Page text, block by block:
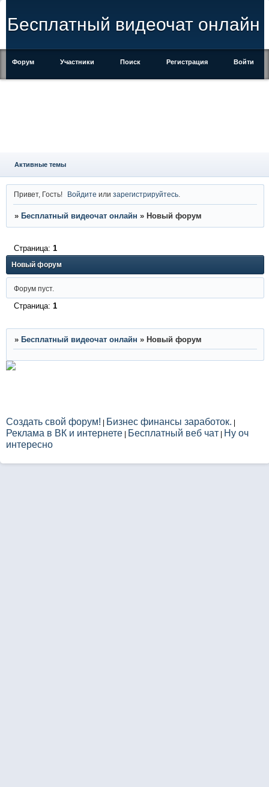
Бесплатный видеочат онлайн
Форум Участники Поиск Регистрация Войти
Активные темы
Привет, Гость! Войдите илизарегистрируйтесь
» Бесплатный видеочат онлайн » Новый форум
Новый форум
Страница: 1
Форум пуст.
Страница: 1
» Бесплатный видеочат онлайн » Новый форум
Создать свой форум! Бизнес финансы заработок.
Реклама в ВК и интернете Бесплатный веб чат Ну оч
интересно